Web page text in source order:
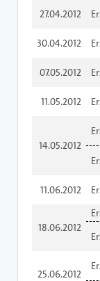
27.04.2012
30.04.2012
07.05.2012
11.05.2012
14.05.2012
11.06.2012
18.06.2012
25.06.2012